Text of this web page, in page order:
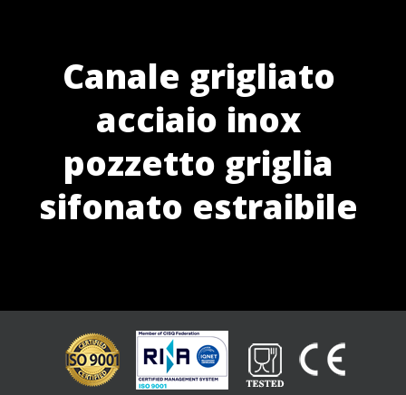
Canale grigliato
acciaio inox
pozzetto griglia
sifonato estraibile